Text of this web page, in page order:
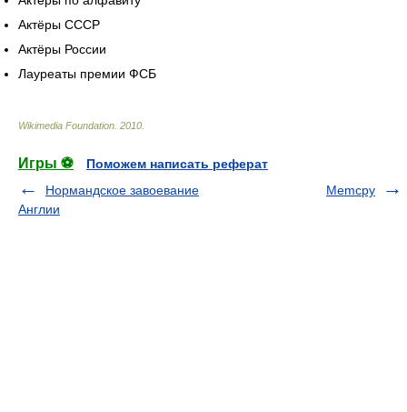
Актёры СССР
Актёры России
Лауреаты премии ФСБ
Wikimedia Foundation 2010
Игры ⚽
Поможем написать реферат
Нормандское завоевание
Англии
Memcpy